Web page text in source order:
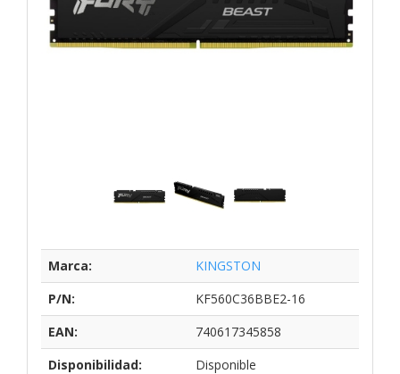
Marca:
KINGSTON
P/N:
KF560C36BBE2-16
EAN:
740617345858
Disponibilidad:
Disponible